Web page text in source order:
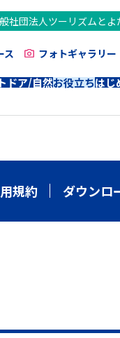
社団法人ツーリズムとよ
ス フォトギャラリー
ドア/自然お役立ちはじ
規約 ダウンロ